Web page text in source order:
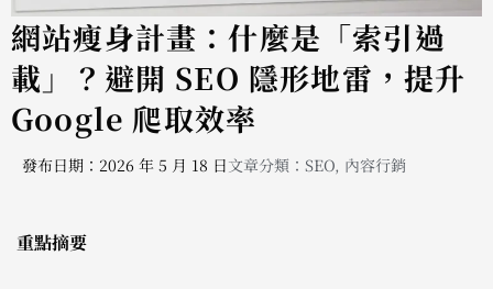
網站瘦身計畫：什麼是「索引過
載」？避開 SEO 隱形地雷，提升
Google 爬取效率
發布日期：2026 年 5 月 18 日文章分類： SEO, 內容行銷
重點摘要